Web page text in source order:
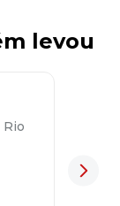
levou